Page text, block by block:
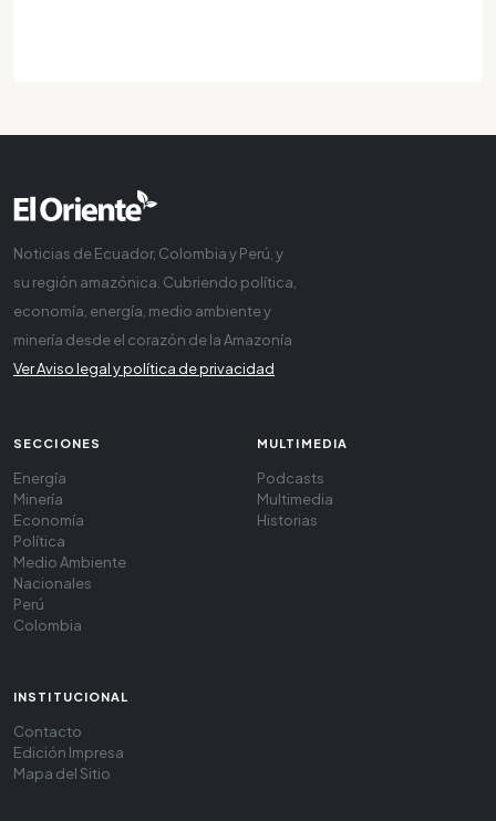
Noticias de Ecuador, Colombia y Perú, y
su región amazónica. Cubriendo política,
economía, energía, medio ambiente y
minería desde el corazón de la Amazonía
Ver Aviso legal y política de privacidad
SECCIONES
Energía
Minería
Economía
Política
Medio Ambiente
Nacionales
Perú
Colombia
MULTIMEDIA
Podcasts
Multimedia
Historias
INSTITUCIONAL
Contacto
Edición Impresa
Mapa del Sitio